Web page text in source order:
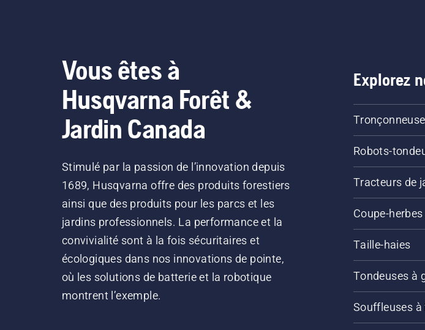
Vous êtes à
Husqvarna Forêt &
Jardin Canada
Stimulé par la passion de l’innovation depuis
1689, Husqvarna offre des produits forestiers
ainsi que des produits pour les parcs et les
jardins professionnels. La performance et la
convivialité sont à la fois sécuritaires et
écologiques dans nos innovations de pointe,
où les solutions de batterie et la robotique
montrent l’exemple.
Explorez
Robots-
Tracteurs de
Coupe-herbes
Taille-haies
Tondeuses à
Souffleuses à